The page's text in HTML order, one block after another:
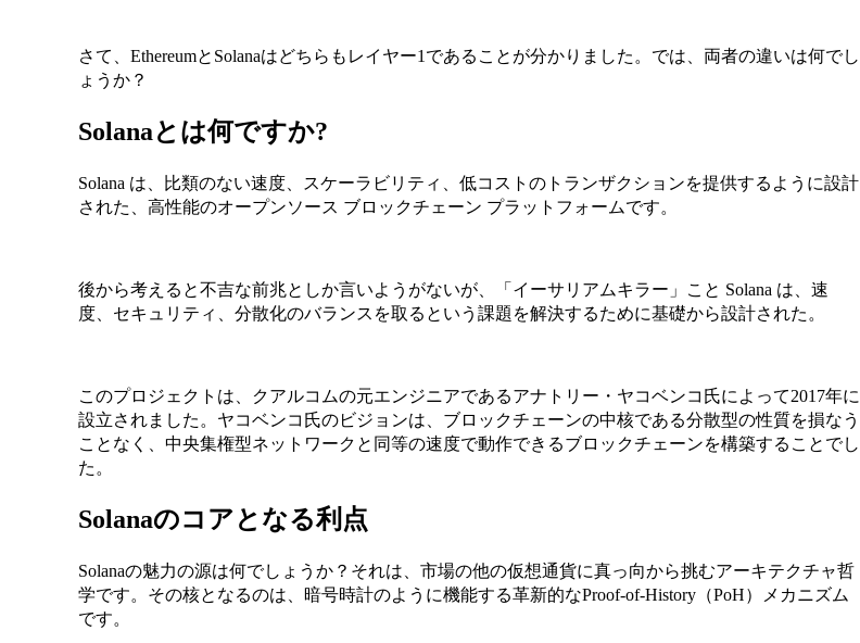
さて、EthereumとSolanaはどちらもレイヤー1であることが分かりました。では、両者の違いは何でし
ょうか？
Solanaとは何ですか?
Solana は、比類のない速度、スケーラビリティ、低コストのトランザクションを提供するように設計
された、高性能のオープンソース ブロックチェーン プラットフォームです。
後から考えると不吉な前兆としか言いようがないが、「イーサリアムキラー」こと Solana は、速
度、セキュリティ、分散化のバランスを取るという課題を解決するために基礎から設計された。
このプロジェクトは、クアルコムの元エンジニアであるアナトリー・ヤコベンコ氏によって2017年に
設立されました。ヤコベンコ氏のビジョンは、ブロックチェーンの中核である分散型の性質を損なう
ことなく、中央集権型ネットワークと同等の速度で動作できるブロックチェーンを構築することでし
た。
Solanaのコアとなる利点
Solanaの魅力の源は何でしょうか？それは、市場の他の仮想通貨に真っ向から挑むアーキテクチャ哲
学です。その核となるのは、暗号時計のように機能する革新的なProof-of-History（PoH）メカニズム
です。